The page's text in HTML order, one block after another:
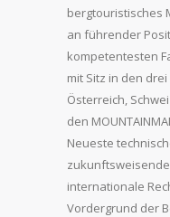
bergtouristisches
an führender
kompetentesten
mit Sitz in den
Österreich,
den
Neueste
internationale
Vordergrund der